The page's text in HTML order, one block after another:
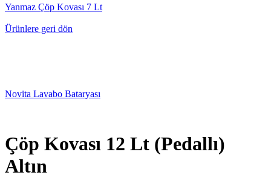
Yanmaz Çöp Kovası 7 Lt
Ürünlere geri dön
Novita Lavabo Bataryası
Çöp Kovası 12 Lt (Pedallı)
Altın